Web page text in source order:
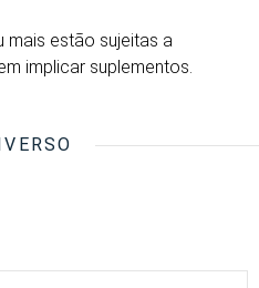
mais estão sujeitas a
implicar suplementos.